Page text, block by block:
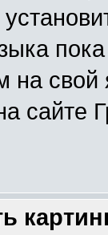
на
сайте